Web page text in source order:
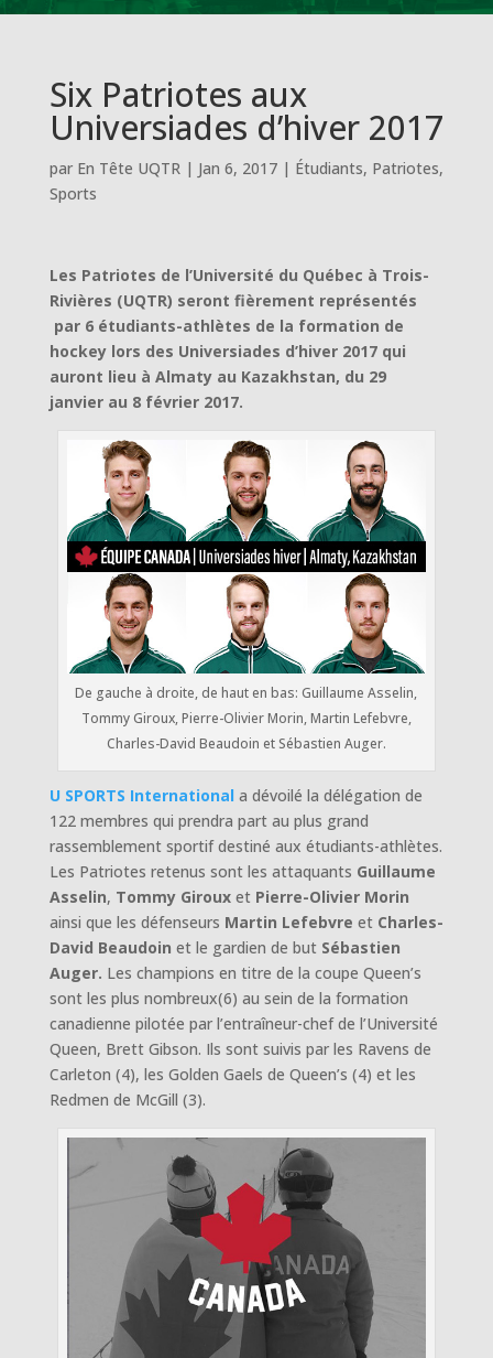
Six Patriotes aux
Universiades d’hiver 2017
par En Tête UQTR| Jan 6, 2017| Étudiants, Patriotes,
Sports
Les Patriotes de l’Université du Québec à Trois-
Rivières (UQTR) seront fièrement représentés
par 6 étudiants-athlètes de la formation de
hockey lors des Universiades d’hiver 2017 qui
auront lieu à Almaty au Kazakhstan, du 29
janvier au 8 février 2017.
De gauche à droite, de haut en bas: Guillaume Asselin,
Tommy Giroux, Pierre-Olivier Morin, Martin Lefebvre,
Charles-David Beaudoin et Sébastien Auger.
U SPORTS Internationala dévoilé la délégation de
122 membres qui prendra part au plus grand
rassemblement sportif destiné aux étudiants-athlètes.
Les Patriotes retenus sont les attaquants Guillaume
Asselin, Tommy Girouxet Pierre-Olivier Morin
ainsi que les défenseurs Martin Lefebvre et Charles-
David Beaudoin et le gardien de but Sébastien
Auger. Les champions en titre de la coupe Queen’s
sont les plus nombreux(6) au sein de la formation
canadienne pilotée par l’entraîneur-chef de l’Université
Queen, Brett Gibson. Ils sont suivis par les Ravens de
Carleton (4), les Golden Gaels de Queen’s (4) et les
Redmen de McGill (3).